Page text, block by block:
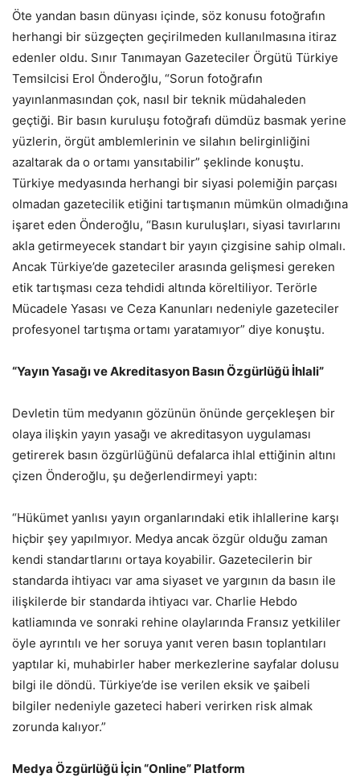
Öte yandan basın dünyası içinde, söz konusu fotoğrafın
herhangi bir süzgeçten geçirilmeden kullanılmasına itiraz
edenler oldu. Sınır Tanımayan Gazeteciler Örgütü Türkiye
Temsilcisi Erol Önderoğlu, “Sorun fotoğrafın
yayınlanmasından çok, nasıl bir teknik müdahaleden
geçtiği. Bir basın kuruluşu fotoğrafı dümdüz basmak yerine
yüzlerin, örgüt amblemlerinin ve silahın belirginliğini
azaltarak da o ortamı yansıtabilir” şeklinde konuştu.
Türkiye medyasında herhangi bir siyasi polemiğin parçası
olmadan gazetecilik etiğini tartışmanın mümkün olmadığına
işaret eden Önderoğlu, “Basın kuruluşları, siyasi tavırlarını
akla getirmeyecek standart bir yayın çizgisine sahip olmalı.
Ancak Türkiye’de gazeteciler arasında gelişmesi gereken
etik tartışması ceza tehdidi altında köreltiliyor. Terörle
Mücadele Yasası ve Ceza Kanunları nedeniyle gazeteciler
profesyonel tartışma ortamı yaratamıyor” diye konuştu.
“Yayın Yasağı ve Akreditasyon Basın Özgürlüğü İhlali”
Devletin tüm medyanın gözünün önünde gerçekleşen bir
olaya ilişkin yayın yasağı ve akreditasyon uygulaması
getirerek basın özgürlüğünü defalarca ihlal ettiğinin altını
çizen Önderoğlu, şu değerlendirmeyi yaptı:
“Hükümet yanlısı yayın organlarındaki etik ihlallerine karşı
hiçbir şey yapılmıyor. Medya ancak özgür olduğu zaman
kendi standartlarını ortaya koyabilir. Gazetecilerin bir
standarda ihtiyacı var ama siyaset ve yargının da basın ile
ilişkilerde bir standarda ihtiyacı var. Charlie Hebdo
katliamında ve sonraki rehine olaylarında Fransız yetkililer
öyle ayrıntılı ve her soruya yanıt veren basın toplantıları
yaptılar ki, muhabirler haber merkezlerine sayfalar dolusu
bilgi ile döndü. Türkiye’de ise verilen eksik ve şaibeli
bilgiler nedeniyle gazeteci haberi verirken risk almak
zorunda kalıyor.”
Medya Özgürlüğü İçin “Online” Platform